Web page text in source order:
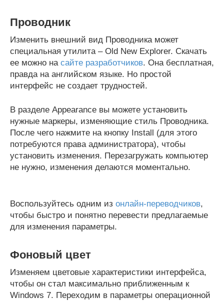
Проводник
Изменить внешний вид Проводника может
специальная утилита – Old New Explorer. Скачать
ее можно на сайте разработчиков. Она бесплатная,
правда на английском языке. Но простой
интерфейс не создает трудностей.
В разделе Appearance вы можете установить
нужные маркеры, изменяющие стиль Проводника.
После чего нажмите на кнопку Install (для этого
потребуются права администратора), чтобы
установить изменения. Перезагружать компьютер
не нужно, изменения делаются моментально.
Воспользуйтесь одним из онлайн-переводчиков,
чтобы быстро и понятно перевести предлагаемые
для изменения параметры.
Фоновый цвет
Изменяем цветовые характеристики интерфейса,
чтобы он стал максимально приближенным к
Windows 7. Переходим в параметры операционной